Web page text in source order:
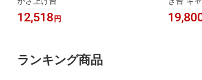
12,518 円
ランキング商品